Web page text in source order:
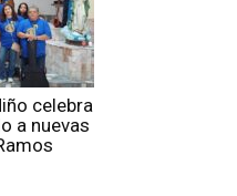
celebra
a nuevas